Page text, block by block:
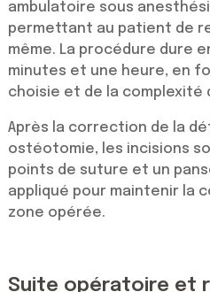
ambulatoire sous
permettant au patient de
même. La procédure dure
minutes et une heure, en
choisie et de la complexité
Après la correction de la
ostéotomie, les incisions
points de suture et un
appliqué pour maintenir la
zone opérée.
Suite opératoire et